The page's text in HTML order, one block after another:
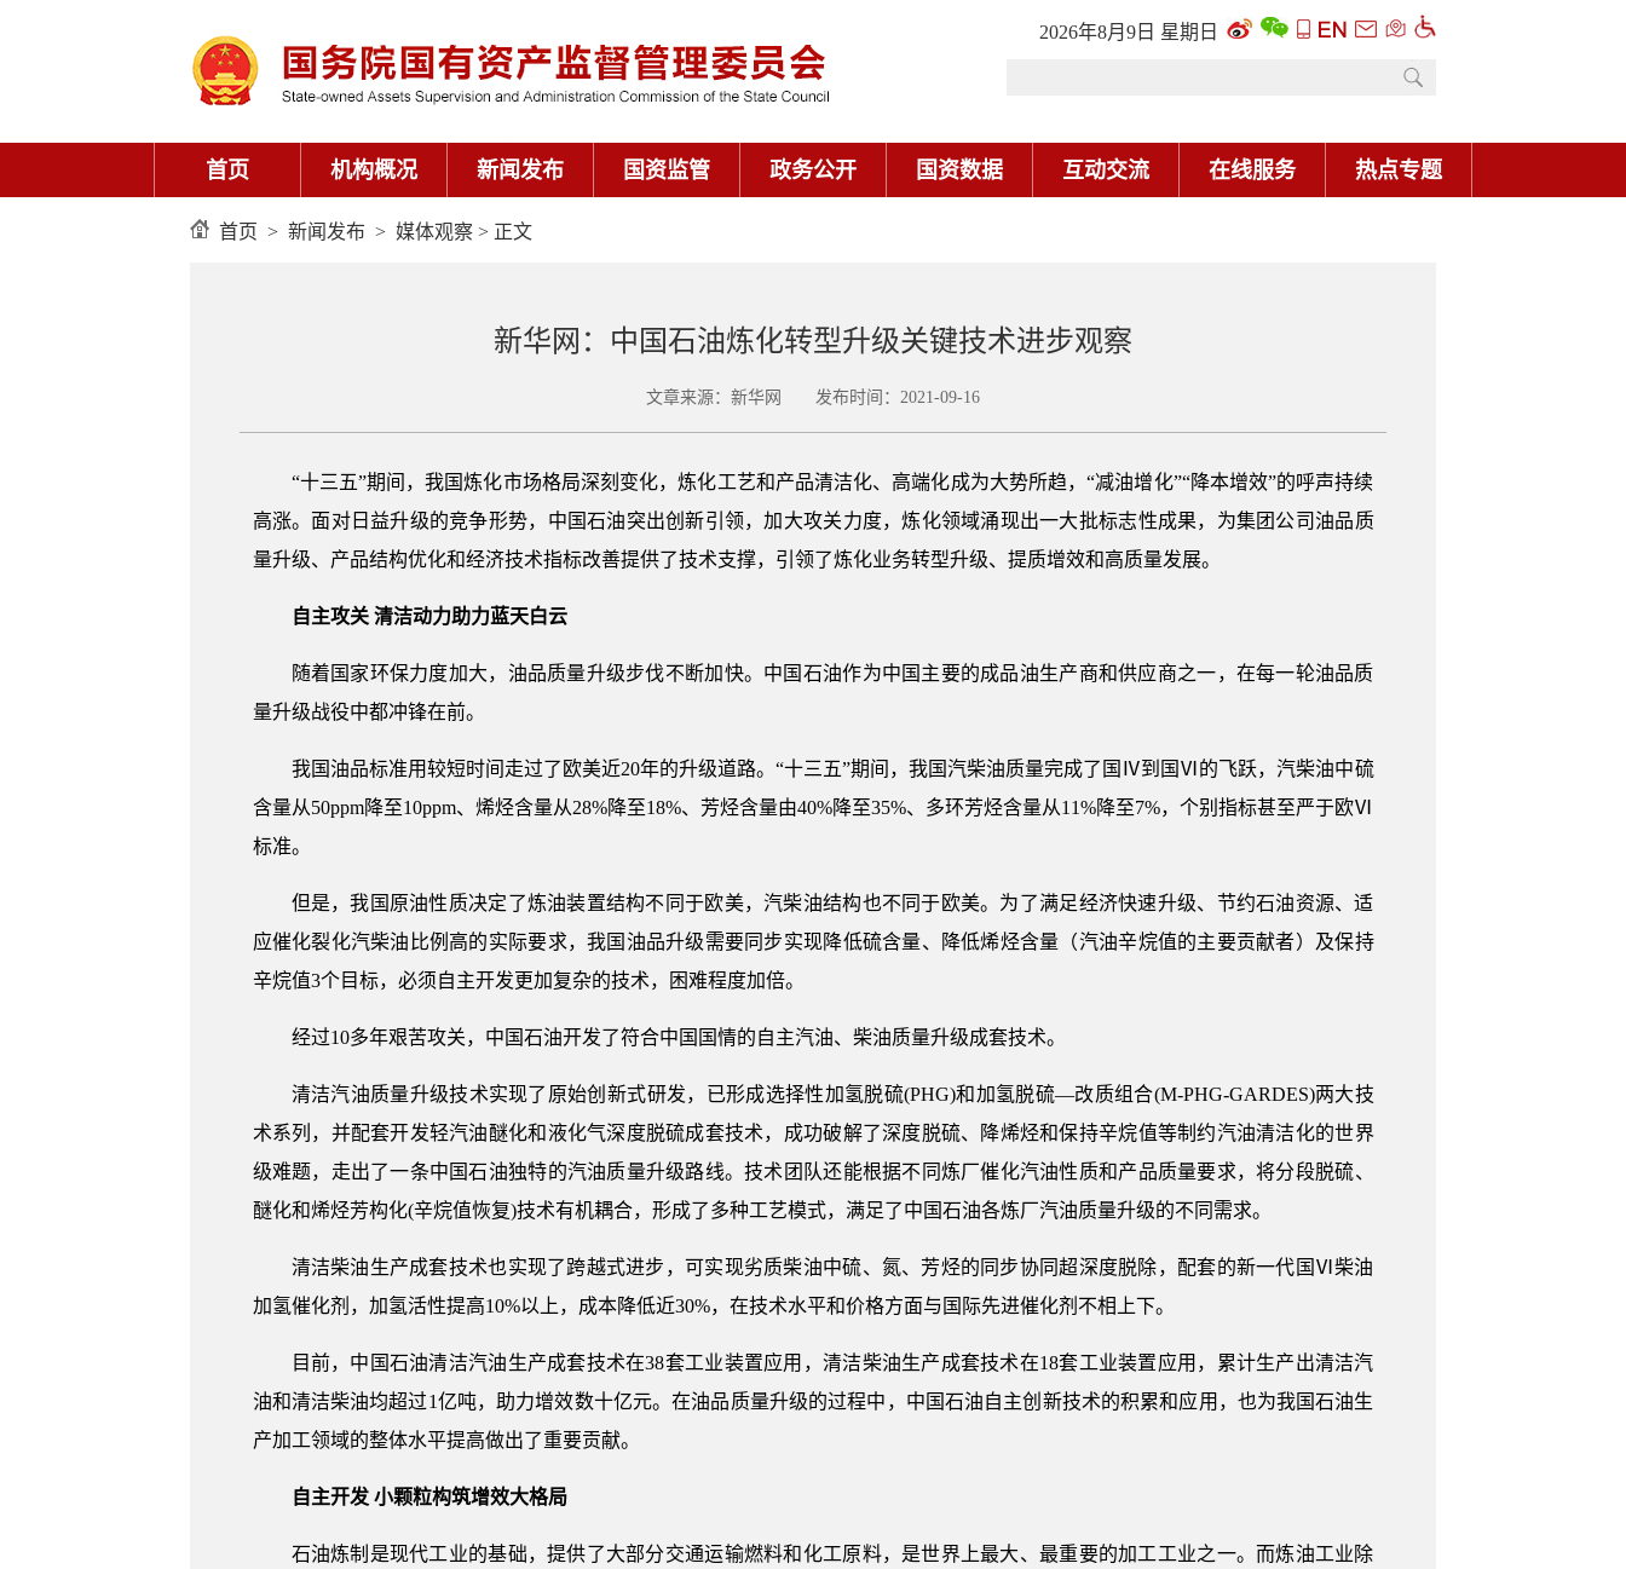
2026年8月9日 星期日
首页 机构概况 新闻发布 国资监管 政务公开 国资数据 互动交流 在线服务 热点专题
首页 > 新闻发布 > 媒体观察 > 正文
新华网：中国石油炼化转型升级关键技术进步观察
文章来源：新华网 发布时间：2021-09-16
“十三五”期间，我国炼化市场格局深刻变化，炼化工艺和产品清洁化、高端化成为大势所趋，“减油增化”“降本增效”的呼声持续
高涨。面对日益升级的竞争形势，中国石油突出创新引领，加大攻关力度，炼化领域涌现出一大批标志性成果，为集团公司油品质
量升级、产品结构优化和经济技术指标改善提供了技术支撑，引领了炼化业务转型升级、提质增效和高质量发展。
自主攻关 清洁动力助力蓝天白云
随着国家环保力度加大，油品质量升级步伐不断加快。中国石油作为中国主要的成品油生产商和供应商之一，在每一轮油品质
量升级战役中都冲锋在前。
我国油品标准用较短时间走过了欧美近20年的升级道路。“十三五”期间，我国汽柴油质量完成了国Ⅳ到国Ⅵ的飞跃，汽柴油中硫
含量从50ppm降至10ppm、烯烃含量从28%降至18%、芳烃含量由40%降至35%、多环芳烃含量从11%降至7%，个别指标甚至严于欧Ⅵ
标准。
但是，我国原油性质决定了炼油装置结构不同于欧美，汽柴油结构也不同于欧美。为了满足经济快速升级、节约石油资源、适
应催化裂化汽柴油比例高的实际要求，我国油品升级需要同步实现降低硫含量、降低烯烃含量（汽油辛烷值的主要贡献者）及保持
辛烷值3个目标，必须自主开发更加复杂的技术，困难程度加倍。
经过10多年艰苦攻关，中国石油开发了符合中国国情的自主汽油、柴油质量升级成套技术。
清洁汽油质量升级技术实现了原始创新式研发，已形成选择性加氢脱硫(PHG)和加氢脱硫—改质组合(M-PHG-GARDES)两大技
术系列，并配套开发轻汽油醚化和液化气深度脱硫成套技术，成功破解了深度脱硫、降烯烃和保持辛烷值等制约汽油清洁化的世界
级难题，走出了一条中国石油独特的汽油质量升级路线。技术团队还能根据不同炼厂催化汽油性质和产品质量要求，将分段脱硫、
醚化和烯烃芳构化(辛烷值恢复)技术有机耦合，形成了多种工艺模式，满足了中国石油各炼厂汽油质量升级的不同需求。
清洁柴油生产成套技术也实现了跨越式进步，可实现劣质柴油中硫、氮、芳烃的同步协同超深度脱除，配套的新一代国Ⅵ柴油
加氢催化剂，加氢活性提高10%以上，成本降低近30%，在技术水平和价格方面与国际先进催化剂不相上下。
目前，中国石油清洁汽油生产成套技术在38套工业装置应用，清洁柴油生产成套技术在18套工业装置应用，累计生产出清洁汽
油和清洁柴油均超过1亿吨，助力增效数十亿元。在油品质量升级的过程中，中国石油自主创新技术的积累和应用，也为我国石油生
产加工领域的整体水平提高做出了重要贡献。
自主开发 小颗粒构筑增效大格局
石油炼制是现代工业的基础，提供了大部分交通运输燃料和化工原料，是世界上最大、最重要的加工工业之一。而炼油工业除